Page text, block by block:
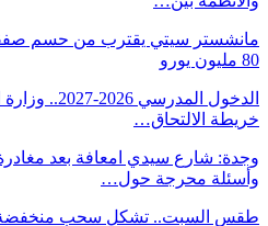
مانشستر سيتي يقترب من حسم
80 مليون يورو
الدخول
خريطة الالتحاق…
وجدة: شارع سيدي امعافة بعد
وأسئلة محرجة حول…
طقس السبت.. تشكل سحب منخفضة